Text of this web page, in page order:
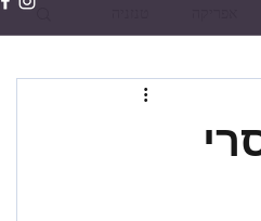
זוהר צפוני